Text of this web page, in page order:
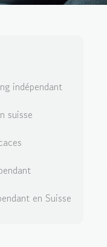
indépendant
suisse
en Suisse